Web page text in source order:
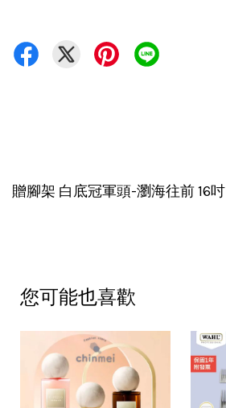
贈腳架 白底冠軍頭-瀏海往前 16吋
您可能也喜歡